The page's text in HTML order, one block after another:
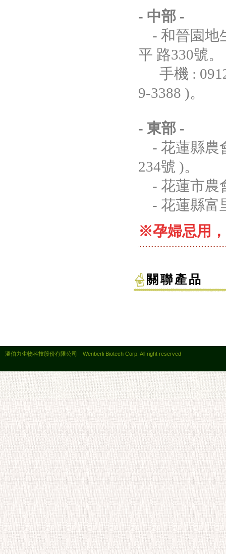
- 中部 -
- 和晉園地
平 路330號。
手機 :
9-3388 )。
- 東部 -
- 花蓮縣農
234號 )。
- 花蓮市農
- 花蓮縣富
※孕婦忌用
關聯產品
溫伯力生物科技股份有限公司 Wenberli Biotech Corp. All right reserved